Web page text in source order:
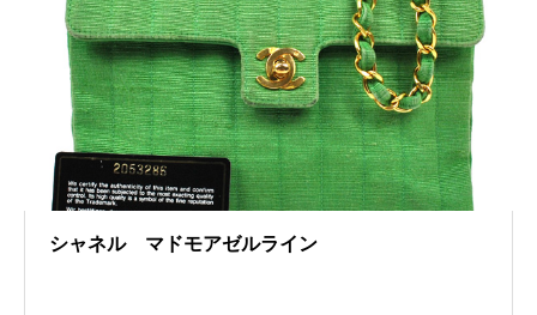
シャネル マドモアゼルライン